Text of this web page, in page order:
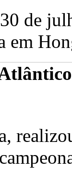
com os...
de
em